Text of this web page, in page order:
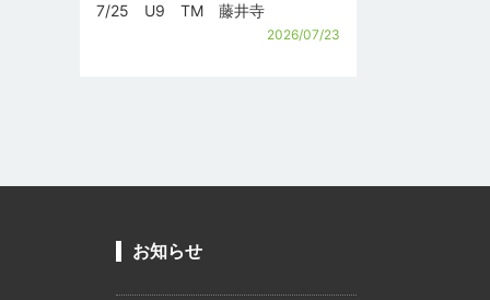
7/25 U9 TM 藤井寺
2026/07/23
お知らせ